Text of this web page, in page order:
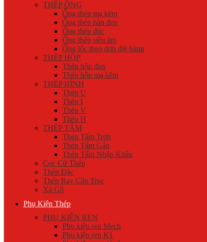
THÉP ỐNG
Ống thép mạ kẽm
Ống thép hàn đen
Ống thép đúc
Ống thép siêu âm
Ống lốc theo đơn đặt hàng
THÉP HỘP
Thép hộp đen
Thép hộp mạ kẽm
THÉP HÌNH
Thép U
Thép I
Thép V
Thép H
THÉP TẤM
Thép Tấm Trơn
Thép Tấm Gân
Thép Tấm Nhập Khẩu
Cọc Cừ Thép
Thép Đặc
Thép Ray Cầu Trục
Xà Gồ
Phụ Kiện Thép
PHỤ KIỆN REN
Phụ kiện ren Mech
Phụ kiện ren K1